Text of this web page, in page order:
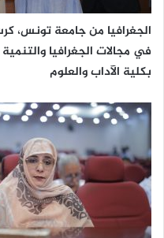
الجغرافيا من جامعة تونس،
في مجالات الجغرافيا
بكلية الآداب والعلوم